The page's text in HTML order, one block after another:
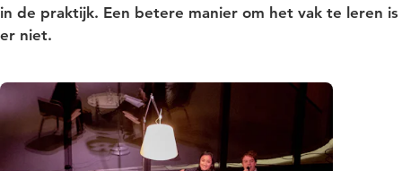
in de praktijk. Een betere manier om het vak te leren is
er niet.